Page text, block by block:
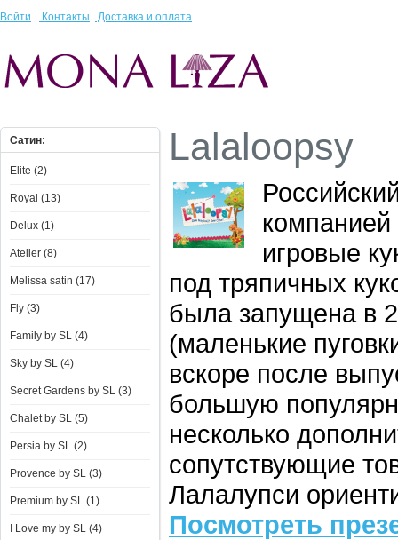
Войти Контакты Доставка и оплата
Сатин:
Elite (2)
Royal (13)
Delux (1)
Atelier (8)
Melissa satin (17)
Fly (3)
Family by SL (4)
Sky by SL (4)
Secret Gardens by SL (3)
Chalet by SL (5)
Persia by SL (2)
Provence by SL (3)
Premium by SL (1)
I Love my by SL (4)
Lalaloopsy
игровые
под тряпичных
была запущена в
(маленькие
вскоре после
большую
несколько
сопутствующие
Лалалупси
Посмотреть